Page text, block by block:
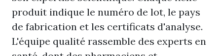
produit indique le numéro de lot, le pays
de fabrication et les certificats d'analyse.
L'équipe qualité rassemble des experts en